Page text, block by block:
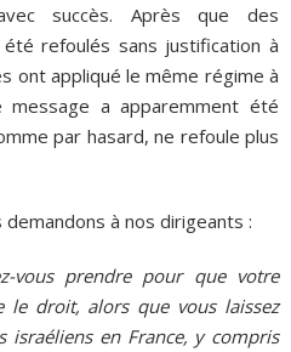
succès. Après que des
refoulés sans justification à
ont appliqué le même régime à
a apparemment été
par hasard, ne refoule plus
à nos dirigeants :
vous prendre pour que votre
le droit, alors que vous laissez
israéliens en France, y compris